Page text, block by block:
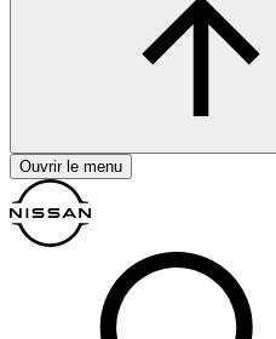
Ouvrir le menu